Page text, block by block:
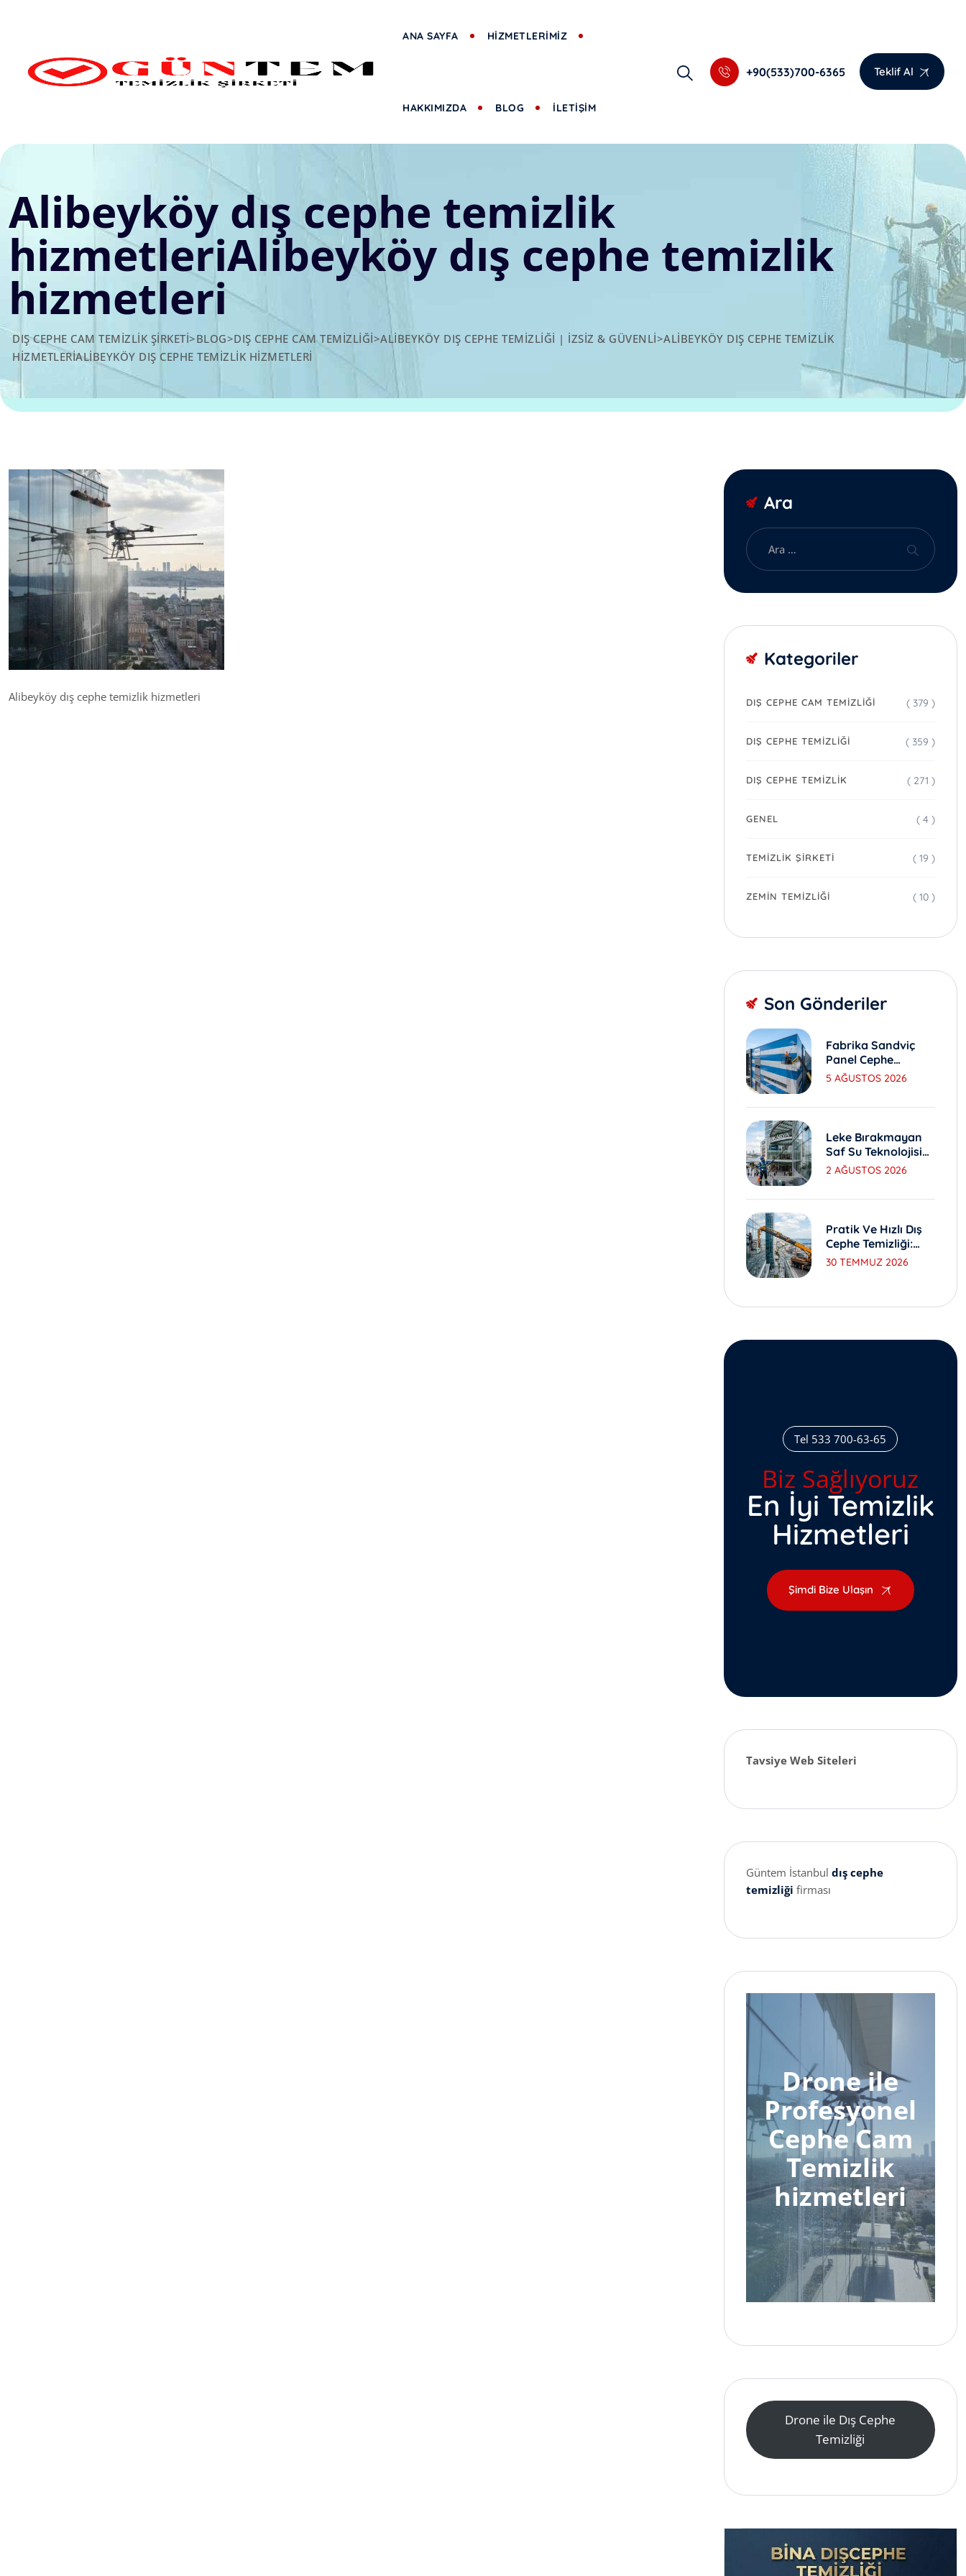
ANA SAYFA HİZMETLERİMİZ
HAKKIMIZDA BLOG İLETİŞİM
+90(533)700-6365 Teklif Al
Alibeyköy dış cephe temizlik
hizmetleriAlibeyköy dış cephe temizlik
hizmetleri
DIŞ CEPHE CAM TEMIZLIK ŞIRKETI>BLOG>DIŞ CEPHE CAM TEMIZLIĞI>ALIBEYKÖY DIŞ CEPHE TEMIZLIĞI | İZSIZ & GÜVENLI>ALIBEYKÖY DIŞ CEPHE TEMIZLIK
HIZMETLERIALIBEYKÖY DIŞ CEPHE TEMIZLIK HIZMETLERI
Alibeyköy dış cephe temizlik hizmetleri
Ara
Kategoriler
DIŞ CEPHE CAM TEMIZLIĞI ( 379 )
DIŞ CEPHE TEMIZLIĞI ( 359 )
DIŞ CEPHE TEMIZLIK ( 271 )
GENEL ( 4 )
TEMIZLIK ŞIRKETI ( 19 )
ZEMIN TEMIZLIĞI ( 10 )
Son Gönderiler
Fabrika Sandviç
Panel Cephe
Yıkama Ve Bakım
5 AĞUSTOS 2026
Leke Bırakmayan
Saf Su Teknolojisi
Ile Dış Cephe
2 AĞUSTOS 2026
Pratik Ve Hızlı Dış
Cephe Temizliği:
Sepetli Vinç
30 TEMMUZ 2026
Tel 533 700-63-65
Biz Sağlıyoruz
En İyi Temizlik
Hizmetleri
Şimdi Bize Ulaşın
Tavsiye Web Siteleri
Güntem İstanbul dış cephe
temizliği firması
Drone ile
Profesyonel
Cephe Cam
Temizlik
hizmetleri
Drone ile Dış Cephe
Temizliği